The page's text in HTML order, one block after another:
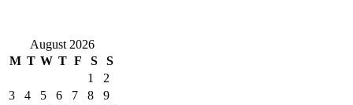
August 2026
M T W T F S
S
1
2
3
4 5 6 7 8
9